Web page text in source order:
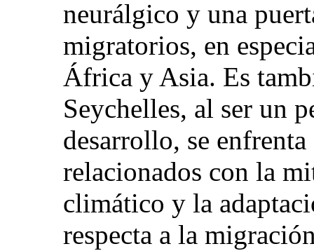
neurálgico y una
migratorios, en
África y Asia. Es
Seychelles, al ser un
desarrollo, se
relacionados con la
climático y la
respecta a la